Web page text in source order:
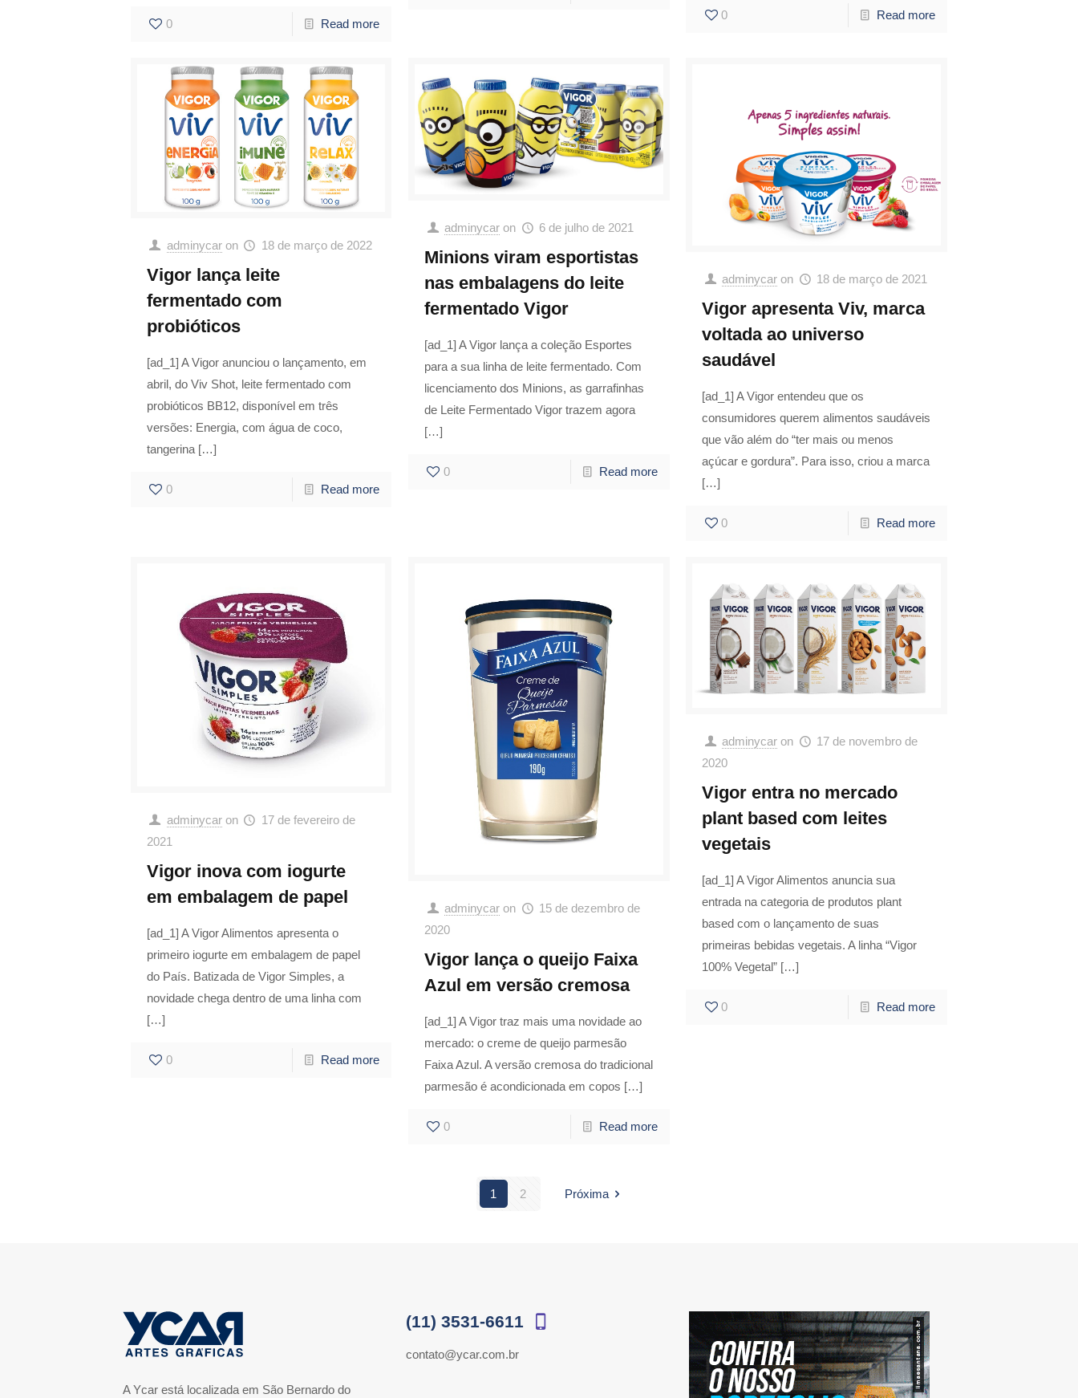
0 Read more
0 Read more
adminycar on 18 de março de 2022
Vigor lança leite
fermentado com
probióticos
[ad_1] A Vigor anunciou o lançamento, em
abril, do Viv Shot, leite fermentado com
probióticos BB12, disponível em três
versões: Energia, com água de coco,
tangerina[…]
0 Read more
adminycar on 6 de julho de 2021
Minions viram esportistas
nas embalagens do leite
fermentado Vigor
[ad_1] A Vigor lança a coleção Esportes
para a sua linha de leite fermentado. Com
licenciamento dos Minions, as garrafinhas
de Leite Fermentado Vigor trazem agora
[…]
0 Read more
adminycar on 18 de março de 2021
Vigor apresenta Viv, marca
voltada ao universo
saudável
[ad_1] A Vigor entendeu que os
consumidores querem alimentos saudáveis
que vão além do “ter mais ou menos
açúcar e gordura”. Para isso, criou a marca
[…]
0 Read more
adminycar on
17 de fevereiro de
2021
Vigor inova com iogurte
em embalagem de papel
[ad_1] A Vigor Alimentos apresenta o
primeiro iogurte em embalagem de papel
do País. Batizada de Vigor Simples, a
novidade chega dentro de uma linha com
[…]
0 Read more
adminycar on
15 de dezembro de
2020
Vigor lança o queijo Faixa
Azul em versão cremosa
[ad_1] A Vigor traz mais uma novidade ao
mercado: o creme de queijo parmesão
Faixa Azul. A versão cremosa do tradicional
parmesão é acondicionada em copos […]
0 Read more
adminycar on
17 de novembro de
2020
Vigor entra no mercado
plant based com leites
vegetais
[ad_1] A Vigor Alimentos anuncia sua
entrada na categoria de produtos plant
based com o lançamento de suas
primeiras bebidas vegetais. A linha “Vigor
100% Vegetal” […]
0 Read more
1 2 Próxima
A Ycar está localizada em São Bernardo do
(11) 3531-6611
contato@ycar.com.br